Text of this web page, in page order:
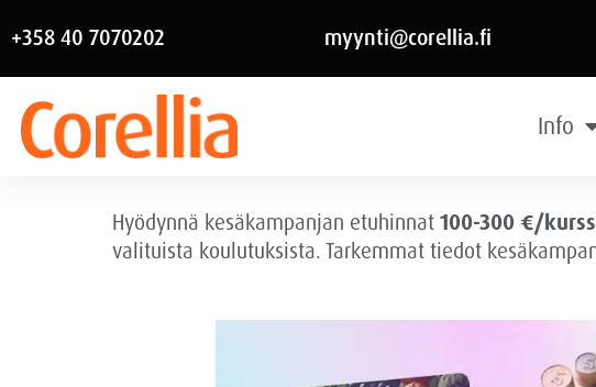
+358 40 7070202 myynti@corellia.fi
Info
Hyödynnä kesäkampanjan etuhinnat 100-300 €/
valituista koulutuksista. Tarkemmat tiedot